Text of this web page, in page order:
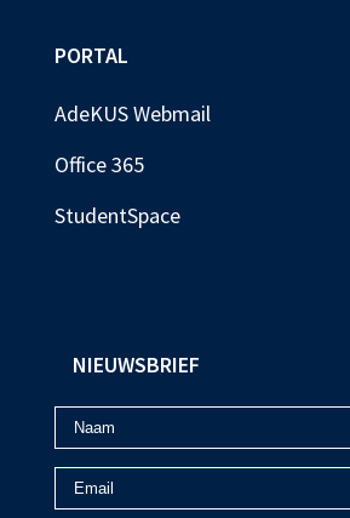
PORTAL
AdeKUS Webmail
Office 365
StudentSpace
NIEUWSBRIEF